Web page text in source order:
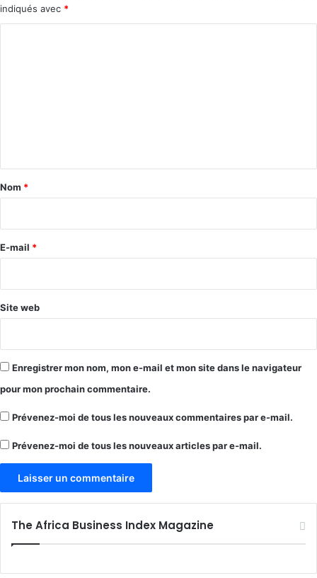
indiqués avec *
a
e
Nom *
E-mail *
Site web
Enregistrer mon nom, mon e-mail et mon site dans le navigateur
pour mon prochain commentaire.
Prévenez-moi de tous les nouveaux commentaires par e-mail.
Prévenez-moi de tous les nouveaux articles par e-mail.
The Africa Business Index Magazine